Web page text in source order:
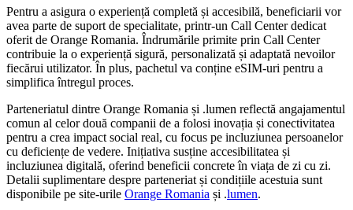
Pentru a asigura o experiență completă și accesibilă, beneficiarii vor
avea parte de suport de specialitate, printr-un Call Center dedicat
oferit de Orange Romania. Îndrumările primite prin Call Center
contribuie la o experiență sigură, personalizată și adaptată nevoilor
fiecărui utilizator. În plus, pachetul va conține eSIM-uri pentru a
simplifica întregul proces.
Parteneriatul dintre Orange Romania și .lumen reflectă angajamentul
comun al celor două companii de a folosi inovația și conectivitatea
pentru a crea impact social real, cu focus pe incluziunea persoanelor
cu deficiențe de vedere. Inițiativa susține accesibilitatea și
incluziunea digitală, oferind beneficii concrete în viața de zi cu zi.
Detalii suplimentare despre parteneriat și condițiile acestuia sunt
disponibile pe site-urile Orange Romania și .lumen.